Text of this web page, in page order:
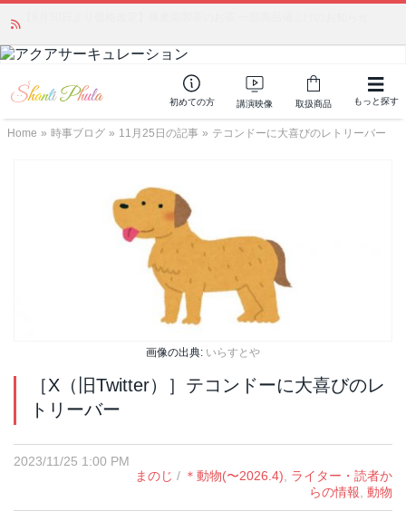
初めての方 講演映像 取扱商品 もっと探す
Home » 時事ブログ » 11月25日の記事 » テコンドーに大喜びのレトリーバー
画像の出典: いらすとや
［X（旧Twitter）］テコンドーに大喜びのレ
トリーバー
2023/11/25 1:00 PM
まのじ / ＊動物(〜2026.4), ライター・読者か
らの情報, 動物